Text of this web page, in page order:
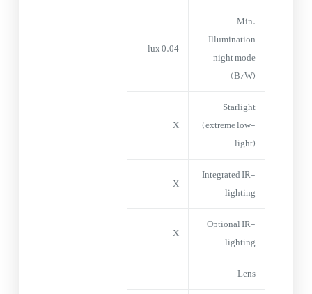
Min.
Illumination
night mode
(B/W)
0.04 lux
Starlight
(extreme low-
light)
X
Integrated IR-
lighting
X
Optional IR-
lighting
X
Lens